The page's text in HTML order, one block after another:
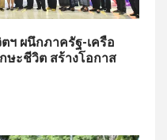
ฯ ผนึกภาครัฐ-เครือ
ษะชีวิต สร้างโอกาส